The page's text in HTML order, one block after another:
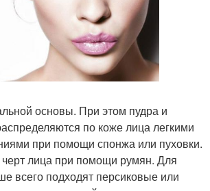
основы. При этом пудра и
по коже лица легкими
при помощи спонжа или пуховки.
лица при помощи румян. Для
всего подходят персиковые или